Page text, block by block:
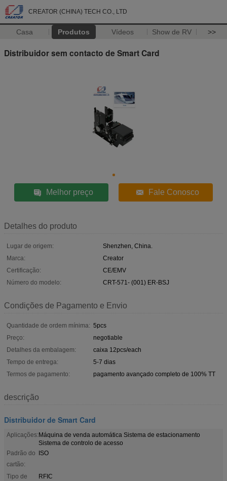
CREATOR (CHINA) TECH CO., LTD
Casa Produtos Vídeos Show de RV >>
Distribuidor sem contacto de Smart Card
Melhor preço Fale Conosco
Detalhes do produto
Lugar de origem:
Shenzhen, China.
Marca:
Creator
Certificação:
CE/EMV
Número do modelo:
CRT-571- (001) ER-BSJ
Condições de Pagamento e Envio
Quantidade de ordem mínima: 5pcs
Preço:
negotiable
Detalhes da embalagem:
caixa 12pcs/each
Tempo de entrega:
5-7 dias
Termos de pagamento:
pagamento avançado completo de 100% TT
descrição
Distribuidor de Smart Card
Aplicações:Máquina de venda automática Sistema de estacionamento
Sistema de controlo de acesso
Padrão do
cartão:
ISO
Tipo de
RFIC